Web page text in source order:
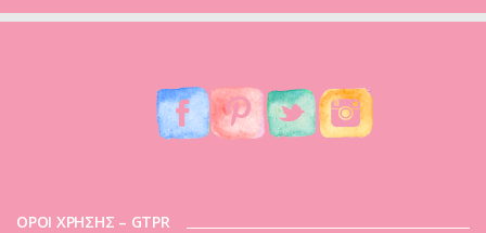
ΟΡΟΙ ΧΡΗΣΗΣ – GTPR